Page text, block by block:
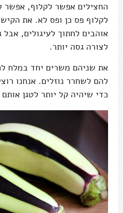
החצילים אפשר לקלוף, אפשר
לקלוף פס כן ופס לא. את
אוהבים לחתוך לעיגולים,
לצורה גסה יותר.
את שניהם משרים יחד במלח
להם לשחרר נוזלים. אנחנו
כדי שיהיה קל יותר לטגן